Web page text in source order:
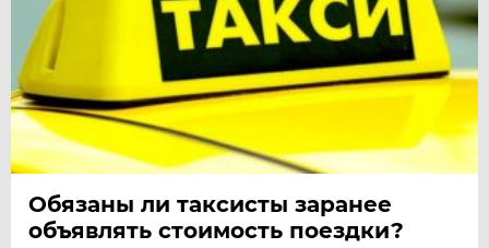
Обязаны ли таксисты заранее
объявлять стоимость поездки?